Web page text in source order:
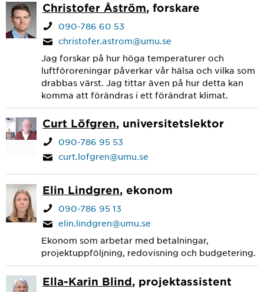
Christofer Åström, forskare
090-786 60 53
christofer.astrom@umu.se
Jag forskar på hur höga temperaturer och
luftföroreningar påverkar vår hälsa och vilka som
drabbas värst. Jag tittar även på hur detta kan
komma att förändras i ett förändrat klimat.
Curt Löfgren, universitetslektor
090-786 95 53
curt.lofgren@umu.se
Elin Lindgren, ekonom
090-786 95 13
elin.lindgren@umu.se
Ekonom som arbetar med betalningar,
projektuppföljning, redovisning och budgetering.
Ella-Karin Blind, projektassistent